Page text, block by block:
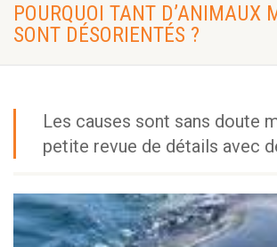
POURQUOI TANT D’ANIMAUX
SONT DÉSORIENTÉS ?
Les causes sont sans doute
petite revue de détails avec